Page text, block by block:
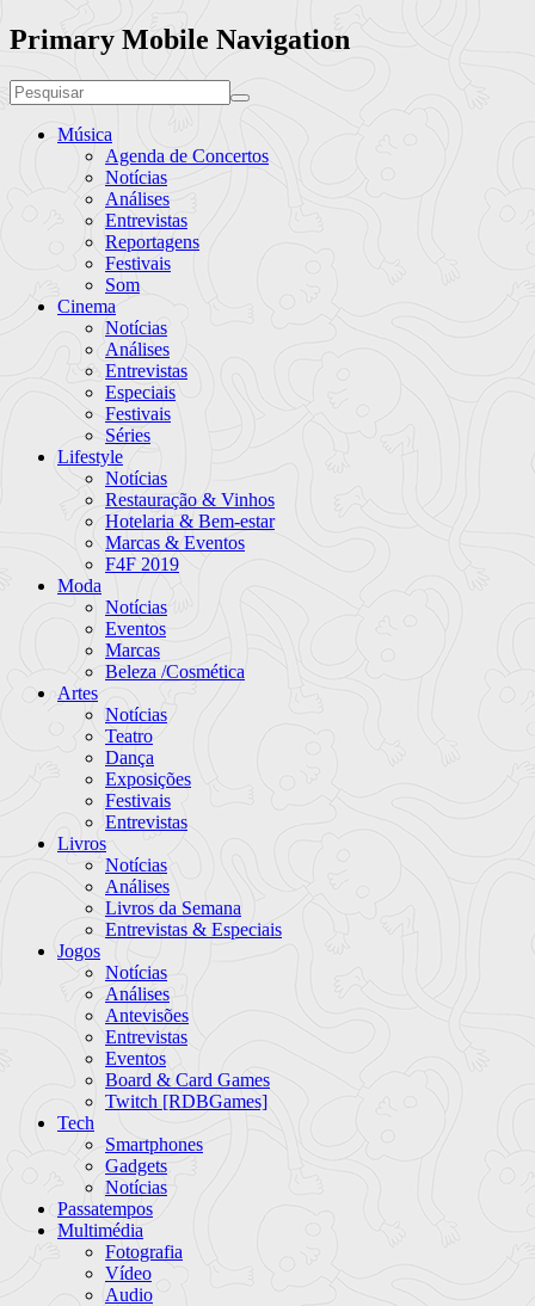
Primary Mobile Navigation
Música
Agenda de Concertos
Notícias
Análises
Entrevistas
Reportagens
Festivais
Som
Cinema
Notícias
Análises
Entrevistas
Especiais
Festivais
Séries
Lifestyle
Notícias
Restauração & Vinhos
Hotelaria & Bem-estar
Marcas & Eventos
F4F 2019
Moda
Notícias
Eventos
Marcas
Beleza /Cosmética
Artes
Notícias
Teatro
Dança
Exposições
Festivais
Entrevistas
Livros
Notícias
Análises
Livros da Semana
Entrevistas & Especiais
Jogos
Notícias
Análises
Antevisões
Entrevistas
Eventos
Board & Card Games
Twitch [RDBGames]
Tech
Smartphones
Gadgets
Notícias
Passatempos
Multimédia
Fotografia
Vídeo
Audio